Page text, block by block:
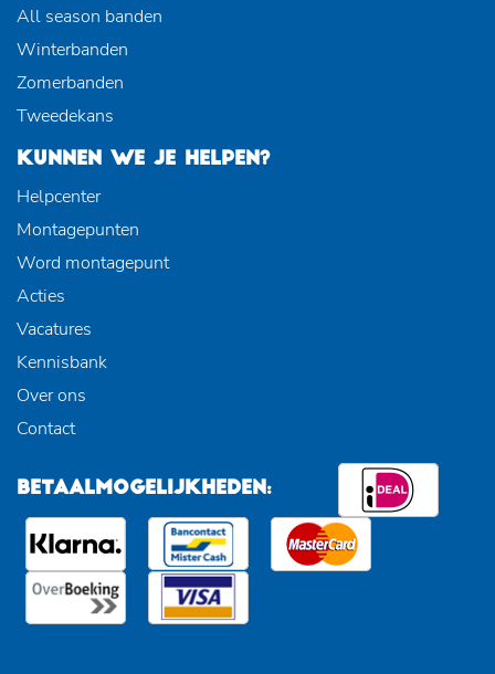
All season banden
Winterbanden
Zomerbanden
Tweedekans
KUNNEN WE JE HELPEN?
Helpcenter
Montagepunten
Word montagepunt
Acties
Vacatures
Kennisbank
Over ons
Contact
BETAALMOGELIJKHEDEN: